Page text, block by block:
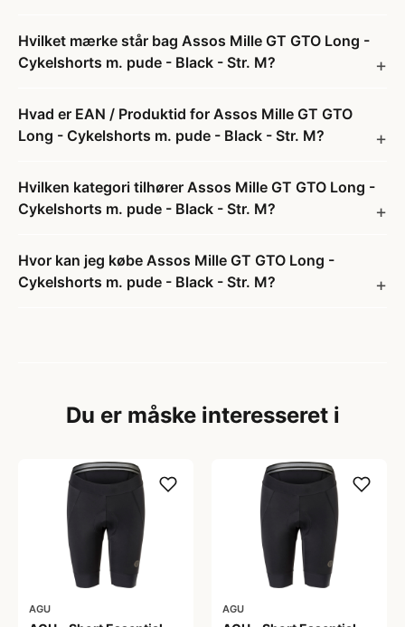
Hvilket mærke står bag Assos Mille GT GTO Long -
Cykelshorts m. pude - Black - Str. M?
Hvad er EAN / Produktid for Assos Mille GT GTO
Long - Cykelshorts m. pude - Black - Str. M?
Hvilken kategori tilhører Assos Mille GT GTO Long -
Cykelshorts m. pude - Black - Str. M?
Hvor kan jeg købe Assos Mille GT GTO Long -
Cykelshorts m. pude - Black - Str. M?
Du er måske interesseret i
AGU AGU